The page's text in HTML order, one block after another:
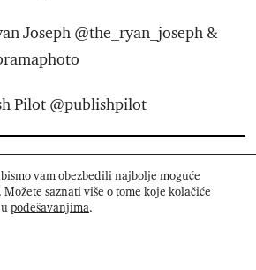
Joseph @the_ryan_joseph &
Pilot @publishpilot
JOŠ
vam obezbedili najbolje moguće
saznati više o tome koje kolačiće
podešavanjima.
Cookie Banner